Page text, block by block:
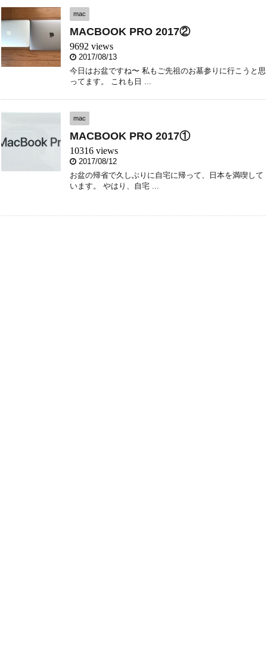
mac
MACBOOK PRO 2017②
9692 views
2017/08/13
今日はお盆ですね〜 私もご先祖のお墓参りに行こうと思
ってます。 これも日 ...
mac
MACBOOK PRO 2017①
10316 views
2017/08/12
お盆の帰省で久しぶりに自宅に帰って、日本を満喫して
います。 やはり、自宅 ...